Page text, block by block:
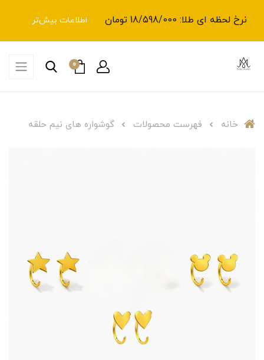
نرخ لحظه ای طلا: 18/598/000 تومان اطلاعات بیش‌تر
0
خانه فهرست محصولات گوشواره های نیم حلقه